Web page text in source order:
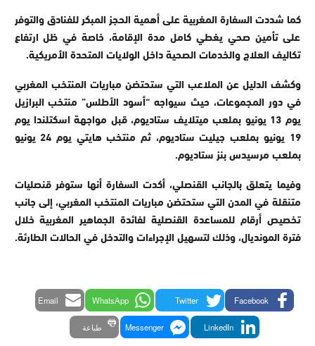
كما شددت السفارة المغربية على أهمية الحجز المبكر للفنادق والتوفر
على تأمين صحي يغطي كامل مدة الإقامة، خاصة في ظل ارتفاع
تكاليف العلاج والخدمات الصحية داخل الولايات المتحدة الأمريكية.
وكشف الدليل عن الملاعب التي ستحتضن مباريات المنتخب المغربي
في دور المجموعات، حيث سيواجه “أسود الأطلس” منتخب البرازيل
يوم 13 يونيو بملعب ميتلايف ستاديوم، قبل مواجهة اسكتلندا يوم
19 يونيو بملعب جيليت ستاديوم، ثم منتخب هايتي يوم 24 يونيو
بملعب مرسيدس بنز ستاديوم.
وفيما يتعلق بالجانب القنصلي، أكدت السفارة أنها ستوفر قنصليات
متنقلة في المدن التي ستحتضن مباريات المنتخب المغربي، إلى جانب
تخصيص أرقام للمساعدة القنصلية لفائدة الجماهير المغربية خلال
فترة المونديال، وذلك لتسهيل الإجراءات والتدخل في الحالات الطارئة.
Facebook
Twitter
WhatsApp
Email
LinkedIn
Messenger طباعة